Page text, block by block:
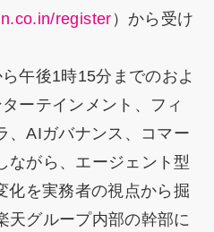
register ）から受け
午後1時15分までのおよ
ーテインメント、フィ
、AIガバナンス、コマー
ながら、エージェント型
化を実務者の視点から掘
天グループ内部の幹部に